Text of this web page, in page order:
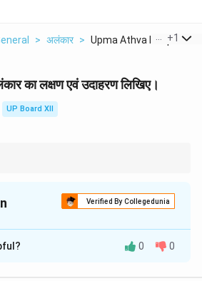
> अलंकार > Upma Athva Roopak Al...
+1
का लक्षण एवं उदाहरण लिखिए।
UP Board XII
Verified By Collegedunia
की तुलना किसी अन्य वस्तु से की जाती
0 0